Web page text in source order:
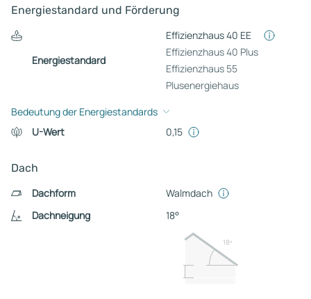
Energiestandard und Förderung
Energiestandard
Effizienzhaus 40 EE
Effizienzhaus 40 Plus
Effizienzhaus 55
Plusenergiehaus
Bedeutung der Energiestandards
U-Wert
0,15
Dach
Dachform
Walmdach
Dachneigung
18°
18º